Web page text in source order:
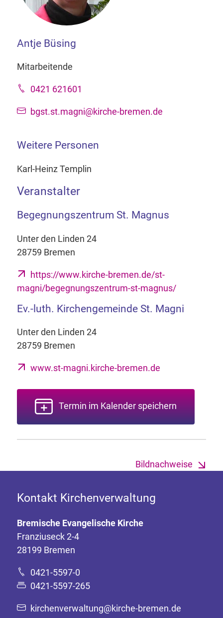
Antje Büsing
Mitarbeitende
0421 621601
bgst.st.magni@kirche-bremen.de
Weitere Personen
Karl-Heinz Templin
Veranstalter
Begegnungszentrum St. Magnus
Unter den Linden 24
28759 Bremen
https://www.kirche-bremen.de/st-
magni/begegnungszentrum-st-magnus/
Ev.-luth. Kirchengemeinde St. Magni
Unter den Linden 24
28759 Bremen
www.st-magni.kirche-bremen.de
Termin im Kalender speichern
Bildnachweise
Kontakt Kirchenverwaltung
Bremische Evangelische Kirche
Franziuseck 2-4
28199 Bremen
0421-5597-0
0421-5597-265
kirchenverwaltung@kirche-bremen.de